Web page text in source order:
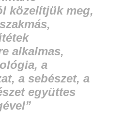
közelítjük meg,
alkalmas,
a
a sebészet, a
együttes